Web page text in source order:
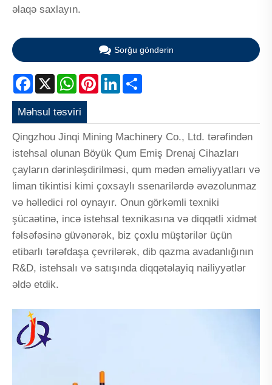
əlaqə saxlayın.
Sorğu göndərin
Facebook
X WhatsApp
PinterestLinkedIn
Məhsul təsviri
Qingzhou Jinqi Mining Machinery Co., Ltd. tərəfindən
istehsal olunan Böyük Qum Emiş Drenaj Cihazları
çayların dərinləşdirilməsi, qum mədən əməliyyatları və
liman tikintisi kimi çoxsaylı ssenarilərdə əvəzolunmaz
və həlledici rol oynayır. Onun görkəmli texniki
şücaətinə, incə istehsal texnikasına və diqqətli xidmət
fəlsəfəsinə güvənərək, biz çoxlu müştərilər üçün
etibarlı tərəfdaşa çevrilərək, dib qazma avadanlığının
R&D, istehsalı və satışında diqqətəlayiq nailiyyətlər
əldə etdik.